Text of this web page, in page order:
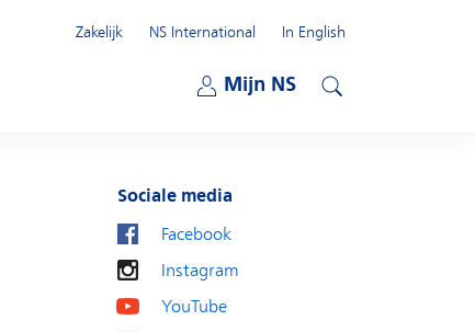
Mijn NS
Zakelijk
NS International
In English
Sociale media
Facebook
Instagram
YouTube